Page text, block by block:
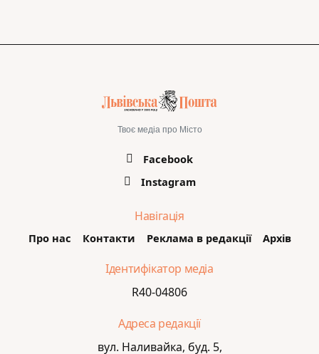
Твоє медіа про Місто
Facebook
Instagram
Навігація
Про нас Контакти Реклама в редакції Архів
Ідентифікатор медіа
R40-04806
Адреса редакції
вул. Наливайка, буд. 5,